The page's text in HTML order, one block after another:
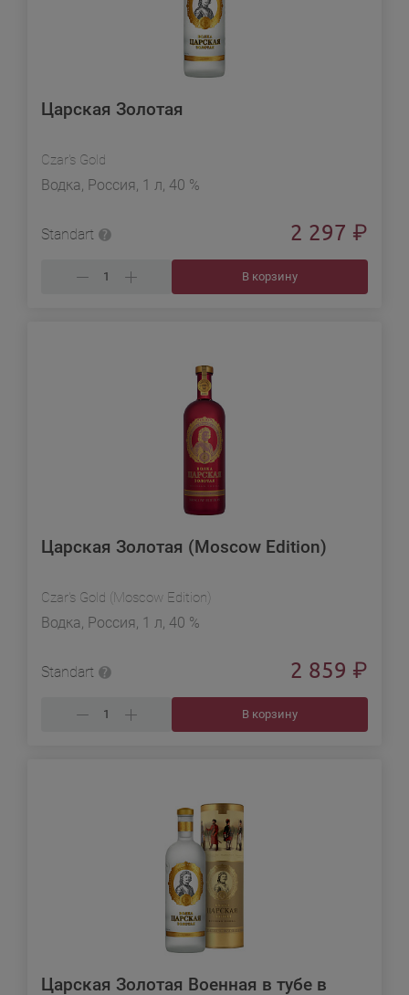
Царская Золотая
Czar's Gold
Водка, Россия, 1 л, 40 %
Standart 2 297 ₽
В корзину
Царская Золотая (Moscow Edition)
Czar's Gold (Moscow Edition)
Водка, Россия, 1 л, 40 %
Standart 2 859 ₽
В корзину
Царская Золотая Военная в тубе в